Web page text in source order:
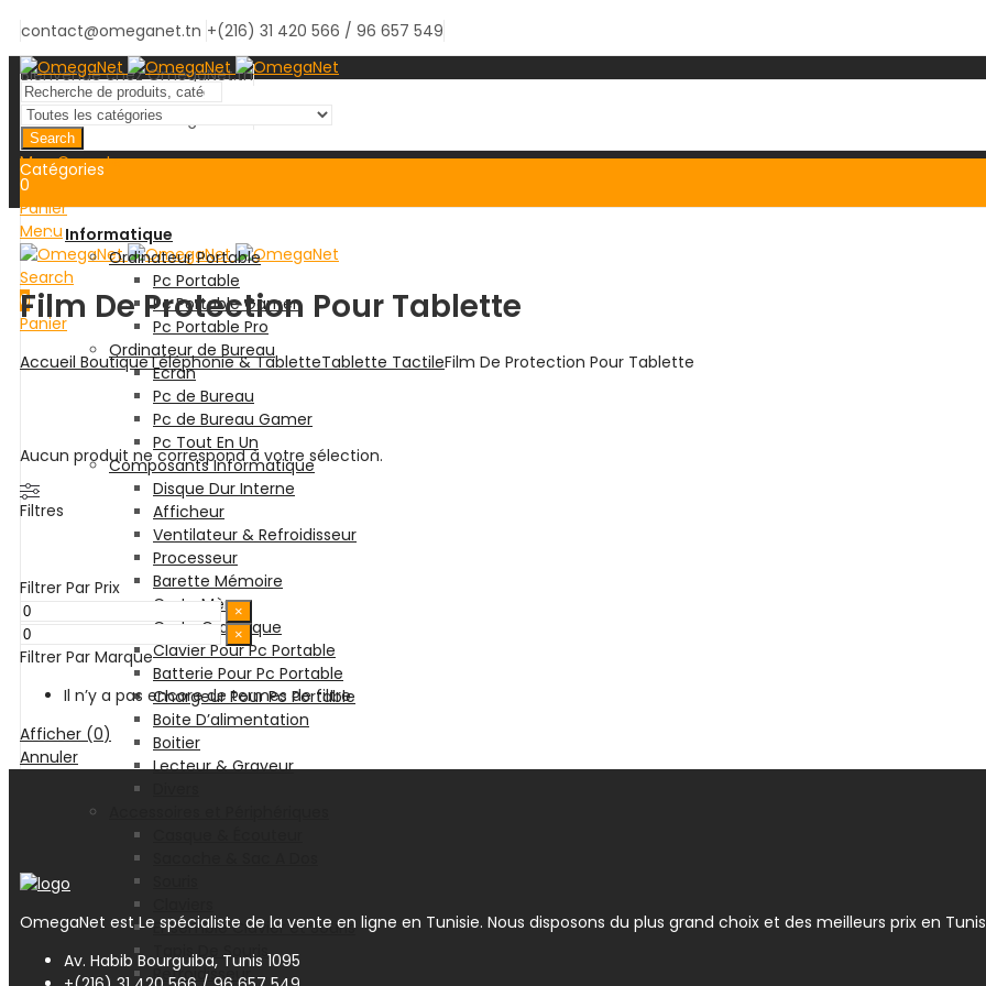
contact@omeganet.tn +(216) 31 420 566 / 96 657 549
Bienvenue chez OmegaNet.tn
Bienvenue chez OmegaNet.tn
Search
Mon Compte
0
Panier
Menu
Search
0
Panier
Catégories
Informatique
Ordinateur Portable
Pc Portable
Pc Portable Gamer
Pc Portable Pro
Ordinateur de Bureau
Ecran
Pc de Bureau
Pc de Bureau Gamer
Pc Tout En Un
Composants Informatique
Disque Dur Interne
Afficheur
Ventilateur & Refroidisseur
Processeur
Barette Mémoire
Carte Mère
Carte Graphique
Clavier Pour Pc Portable
Batterie Pour Pc Portable
Chargeur Pour Pc Portable
Boite D’alimentation
Boitier
Lecteur & Graveur
Ensemble Clavier et Souris
Tapis De Souris
Refroidisseur
Film De Protection Pour Tablette
Accueil BoutiqueTéléphonie & TabletteTablette TactileFilm De Protection Pour Tablette
Aucun produit ne correspond à votre sélection.
Filtres
Filtrer Par Prix
×
×
Filtrer Par Marque
Il n’y a pas encore de termes de filtre
Afficher (0)
Annuler
OmegaNet est Le spécialiste de la vente en ligne en Tunisie. Nous disposons du plus grand choix et des meilleurs prix en
Av. Habib Bourguiba, Tunis 1095